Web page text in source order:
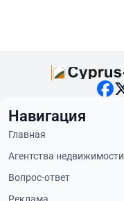
Навигация
Главная
Агентства недвижимости
Вопрос-ответ